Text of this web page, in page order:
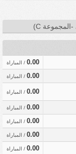
0.00 / المباراة
0.00 / المباراة
0.00 / المباراة
0.00 / المباراة
0.00 / المباراة
0.00 / المباراة
0.00 / المباراة